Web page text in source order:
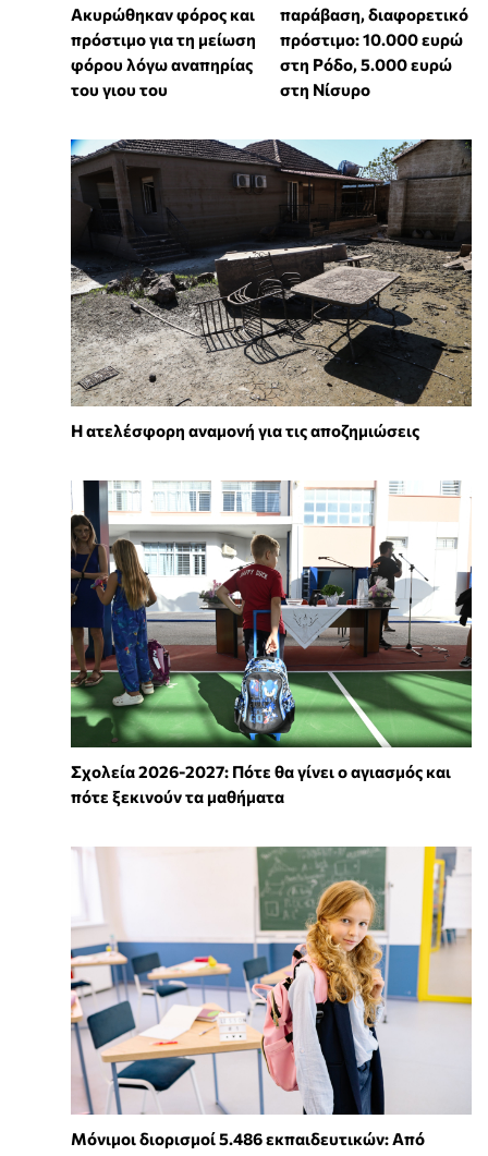
Ακυρώθηκαν φόρος και
πρόστιμο για τη μείωση
φόρου λόγω αναπηρίας
του γιου του
παράβαση, διαφορετικό
πρόστιμο: 10.000 ευρώ
στη Ρόδο, 5.000 ευρώ
στη Νίσυρο
Η ατελέσφορη αναμονή για τις αποζημιώσεις
Σχολεία 2026-2027: Πότε θα γίνει ο αγιασμός και
πότε ξεκινούν τα μαθήματα
Μόνιμοι διορισμοί 5.486 εκπαιδευτικών: Από